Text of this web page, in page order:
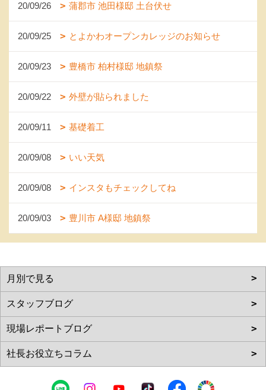
20/09/26 蒲郡市 池田様邸 土台伏せ
20/09/25 とよかわオープンカレッジのお知らせ
20/09/23 豊橋市 柏村様邸 地鎮祭
20/09/22 外壁が貼られました
20/09/11 基礎着工
20/09/08 いい天気
20/09/08 インスタもチェックしてね
20/09/03 豊川市 A様邸 地鎮祭